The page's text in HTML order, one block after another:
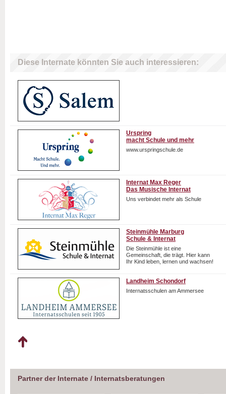
Diese Internate könnten Sie auch interessieren:
Urspring
macht Schule und mehr
www.urspringschule.de
Internat Max Reger
Das Musische Internat
Uns verbindet mehr als Schule
Steinmühle Marburg
Schule & Internat
Die Steinmühle ist eine
Gemeinschaft, die trägt. Hier kann
Ihr Kind leben, lernen und wachsen!
Landheim Schondorf
Internatsschulen am Ammersee
Partner der Internate / Internatsberatungen